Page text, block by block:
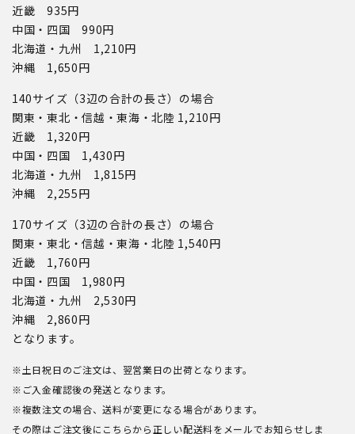
近畿 935円
中国・四国 990円
北海道・九州 1,210円
沖縄 1,650円
140サイズ（3辺の合計の長さ）の場合
関東・東北・信越・東海・北陸 1,210円
近畿 1,320円
中国・四国 1,430円
北海道・九州 1,815円
沖縄 2,255円
170サイズ（3辺の合計の長さ）の場合
関東・東北・信越・東海・北陸 1,540円
近畿 1,760円
中国・四国 1,980円
北海道・九州 2,530円
沖縄 2,860円
となります。
※土日祝日のご注文は、翌営業日の出荷となります。
※ご入金確認後の発送となります。
※複数注文の場合、送料が変更になる場合があります。
その際はご注文後にこちらから正しい配送料をメールでお知らせしま